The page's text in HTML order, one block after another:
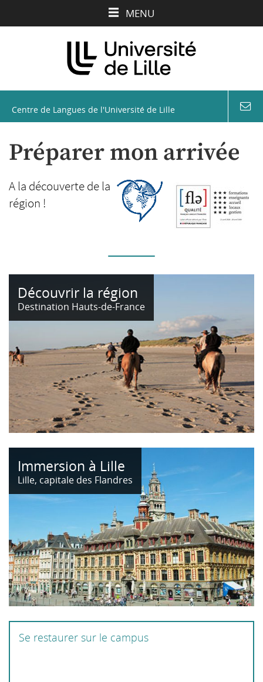
MENU
Centre de Langues de l'Université de Lille
&
Préparer mon arrivée
A la découverte de la
région !
Découvrir la région
Destination Hauts-de-France
Immersion à Lille
Lille, capitale des Flandres
Se restaurer sur le campus